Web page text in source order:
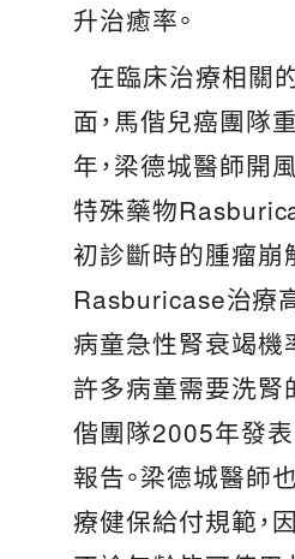
升治癒率。
在臨床治療相關
面，馬偕兒癌團隊
年，梁德城醫師開
特殊藥物
初診斷時的腫瘤崩
Rasburicase治療
病童急性腎衰竭機
許多病童需要洗腎
偕團隊2005年發
報告。梁德城醫師
療健保給付規範，